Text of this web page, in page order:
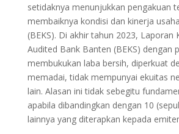
setidaknya menunjukkan pengakuan
membaiknya kondisi dan kinerja
(BEKS). Di akhir tahun 2023, Laporan
Audited Bank Banten (BEKS) dengan
membukukan laba bersih, diperkuat
memadai, tidak mempunyai ekuitas
lain. Alasan ini tidak sebegitu
apabila dibandingkan dengan 10
lainnya yang diterapkan kepada